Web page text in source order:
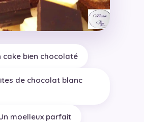
cake bien chocolaté
de chocolat blanc
moelleux parfait